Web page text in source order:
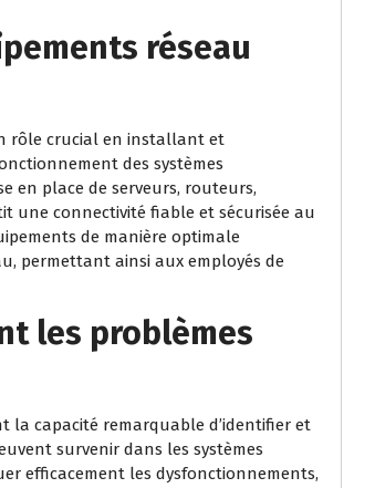
réseau
rôle crucial en installant et
des systèmes
en place de serveurs, routeurs,
une connectivité fiable et sécurisée au
de manière optimale
permettant ainsi aux employés de
les problèmes
la capacité remarquable d’identifier et
survenir dans les systèmes
efficacement les dysfonctionnements,